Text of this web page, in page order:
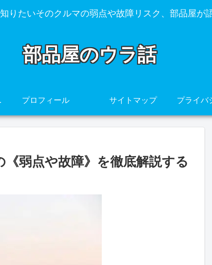
りたいそのクルマの弱点や故障リスク、部品屋が
部品屋のウラ話
・ プロフィール サイトマップ
《弱点や故障》を徹底解説する